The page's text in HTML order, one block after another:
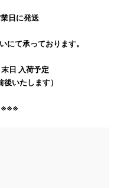
日に発送
にて承っております。
日 入荷予定
後いたします）